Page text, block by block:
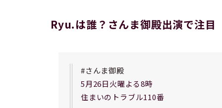
Ryu.は誰？さんま御殿出演で注目
#さんま御殿
5月26日火曜よる8時
住まいのトラブル110番